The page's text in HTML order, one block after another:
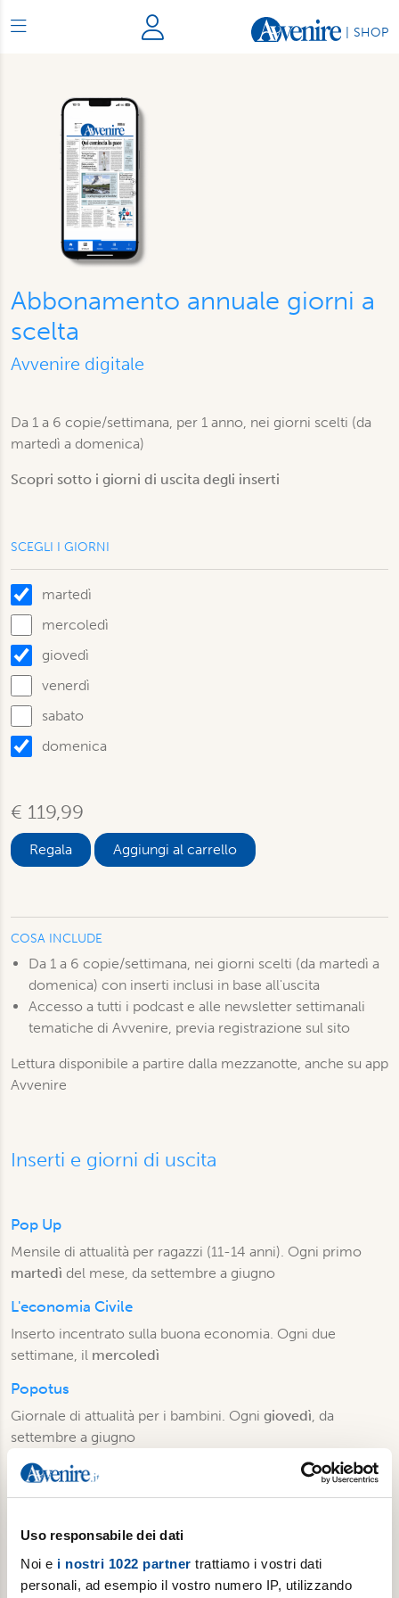
Uso responsabile dei dati
Noi e i nostri 1022 partner trattiamo i vostri dati
personali, ad esempio il vostro numero IP, utilizzando
SHOP
Abbonamento annuale giorni a
scelta
Avvenire digitale
Da 1 a 6 copie/settimana, per 1 anno, nei giorni scelti (da
martedì a domenica)
Scopri sotto i giorni di uscita degli inserti
SCEGLI I GIORNI
martedì
mercoledì
giovedì
venerdì
sabato
domenica
€ 119,99
Aggiungi al carrello
COSA INCLUDE
Da 1 a 6 copie/settimana, nei giorni scelti (da martedì a
domenica) con inserti inclusi in base all'uscita
Accesso a tutti i podcast e alle newsletter settimanali
tematiche di Avvenire, previa registrazione sul sito
Lettura disponibile a partire dalla mezzanotte, anche su app
Avvenire
Inserti e giorni di uscita
Pop Up
Mensile di attualità per ragazzi (11-14 anni). Ogni primo
martedì del mese, da settembre a giugno
L'economia Civile
Inserto incentrato sulla buona economia. Ogni due
settimane, il mercoledì
Popotus
Giornale di attualità per i bambini. Ogni giovedì, da
settembre a giugno
Gutenberg
Inserto culturale-religioso. Ognivenerdì
Edizioni locali
Attualmente 19, che coinvolgono 32 diocesi italiane da
nord a sud, per raccontare fatti, storie, testimonianze,